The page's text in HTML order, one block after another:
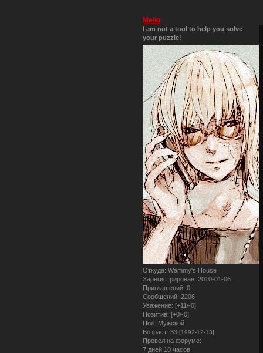
Mello
I am not a tool to help you solve
your puzzle!
Откуда: Wammy's House
Зарегистрирован: 2010-01-06
Приглашений: 0
Сообщений: 2206
Уважение: [+11/-0]
Позитив: [+0/-0]
Пол: Мужской
Возраст: 33 [1992-12-13]
Провел на форуме:
7 дней 10 часов